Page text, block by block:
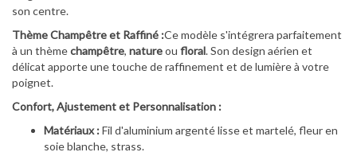
son centre.
Thème Champêtre et Raffiné :Ce modèle s'intégrera parfaitement
à un thèmechampêtre, natureou floral. Son design aérien et
délicat apporte une touche de raffinement et de lumière à votre
poignet.
Confort, Ajustement et Personnalisation :
Matériaux :Fil d'aluminium argenté lisse et martelé, fleur en
soie blanche, strass.